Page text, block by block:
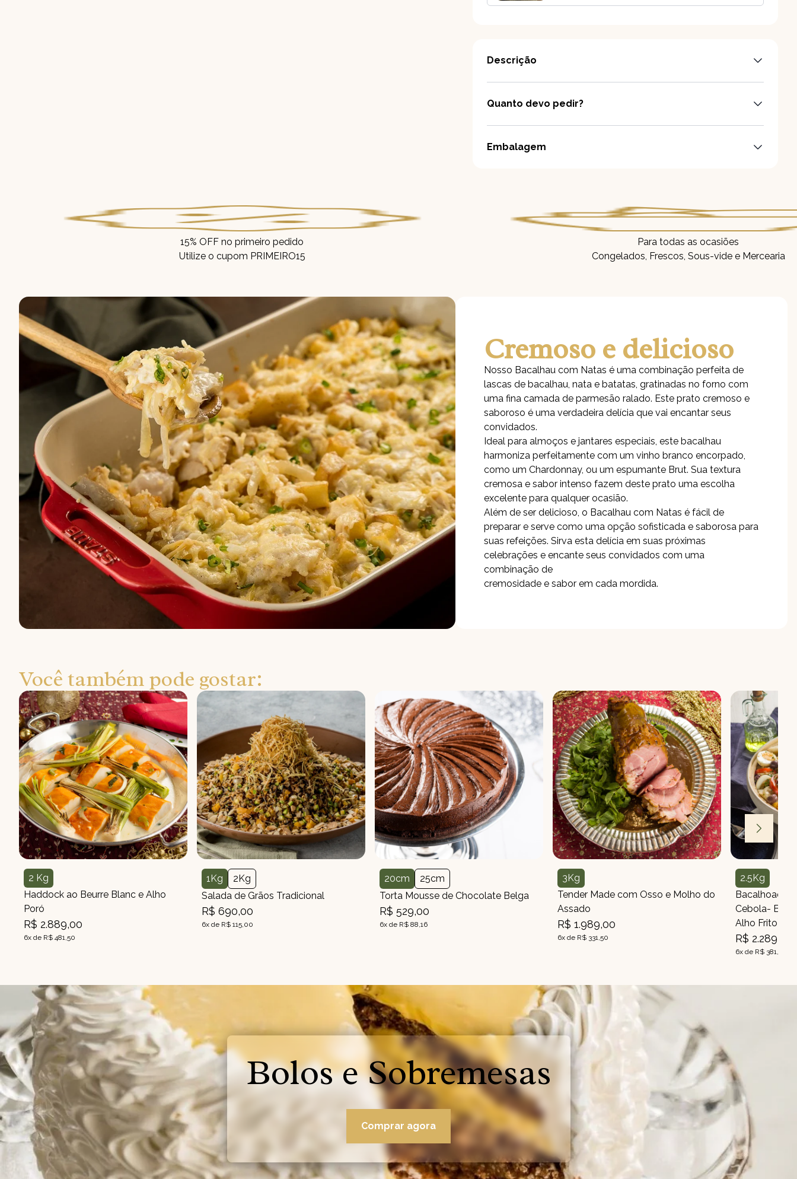
Descrição
Quanto devo pedir?
Embalagem
15% OFF no primeiro pedido
Utilize o cupom PRIMEIRO15
Para todas as ocasiões
Congelados, Frescos, Sous-vide e Mercearia
Cremoso e delicioso
Nosso Bacalhau com Natas é uma combinação perfeita de
lascas de bacalhau, nata e batatas, gratinadas no forno com
uma fina camada de parmesão ralado. Este prato cremoso e
saboroso é uma verdadeira delícia que vai encantar seus
convidados.
Ideal para almoços e jantares especiais, este bacalhau
harmoniza perfeitamente com um vinho branco encorpado,
como um Chardonnay, ou um espumante Brut. Sua textura
cremosa e sabor intenso fazem deste prato uma escolha
excelente para qualquer ocasião.
Além de ser delicioso, o Bacalhau com Natas é fácil de
preparar e serve como uma opção sofisticada e saborosa para
suas refeições. Sirva esta delícia em suas próximas
celebrações e encante seus convidados com uma
combinação de
cremosidade e sabor em cada mordida.
Você também pode gostar:
Peso
2 Kg
Haddock ao Beurre Blanc e Alho
Poró
R$ 2.889,00
6x de R$ 481,50
Peso
1Kg
Peso
2Kg
Salada de Grãos Tradicional
R$ 690,00
6x de R$ 115,00
Tamanho
20cm
Tamanho
25cm
Torta Mousse de Chocolate Belga
R$ 529,00
6x de R$ 88,16
Peso
3Kg
Tender Made com Osso e Molho do
Assado
R$ 1.989,00
6x de R$ 331,50
Peso
2.5Kg
Bacalhoada
Cebola-
Alho Frito)
R$ 2.289,00
6x de R$ 381,50
Bolos e Sobremesas
Comprar agora